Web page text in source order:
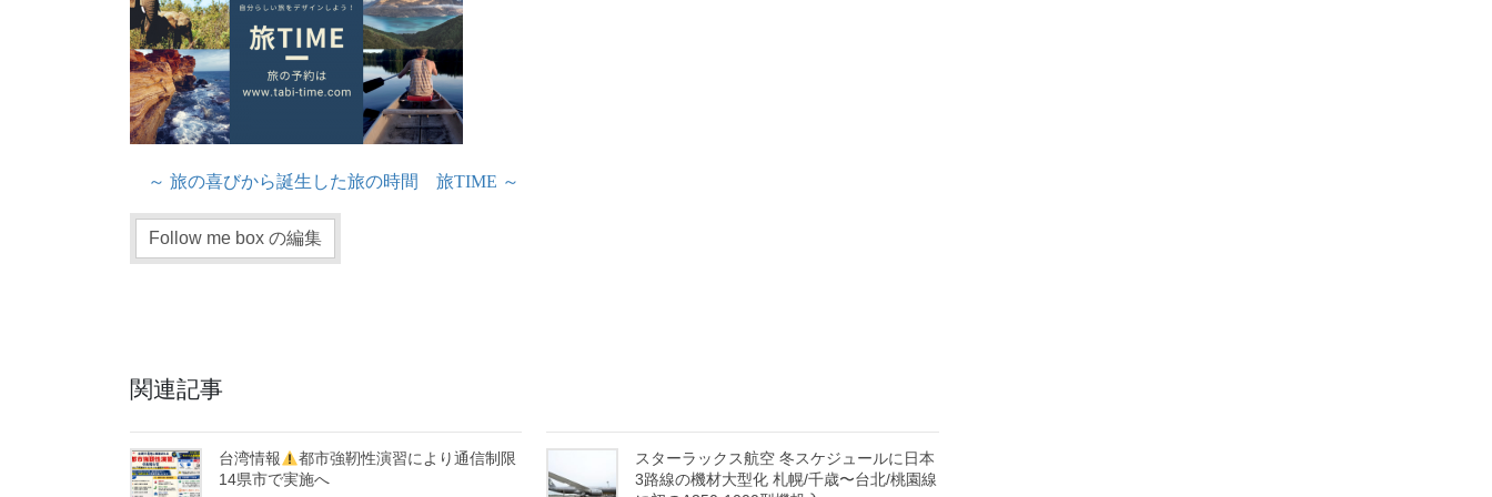
～ 旅の喜びから誕生した旅の時間 旅TIME ～
Follow me box の編集
関連記事
台湾情報
都市強靭性演習により通信制限
14県市で実施へ
スターラックス航空 冬スケジュールに日本
3路線の機材大型化 札幌/千歳〜台北/桃園線